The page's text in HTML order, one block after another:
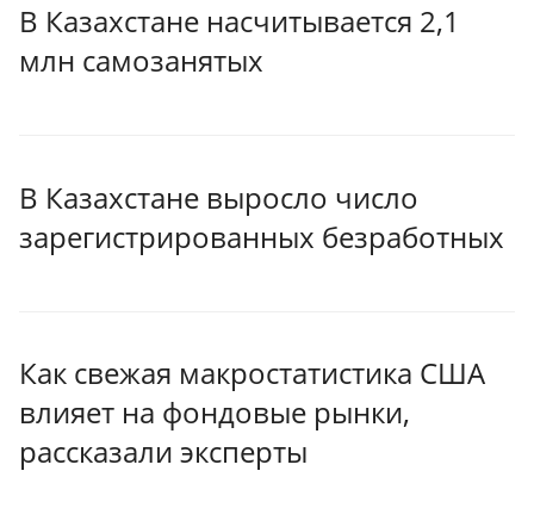
В Казахстане насчитывается 2,1
млн самозанятых
В Казахстане выросло число
зарегистрированных безработных
Как свежая макростатистика США
влияет на фондовые рынки,
рассказали эксперты